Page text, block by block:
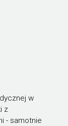
w
z
- samotnie